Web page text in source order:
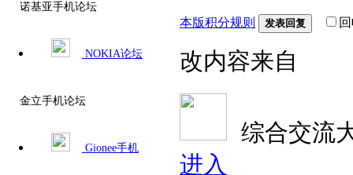
诺基亚手机论坛
NOKIA论坛
金立手机论坛
Gionee手机
本版积分规则 发表回复
改内容来自
综合交流
进入